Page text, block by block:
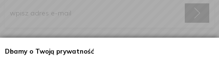
Dbamy o Twoją prywatność
elektroniczną na podany adres e-mail.